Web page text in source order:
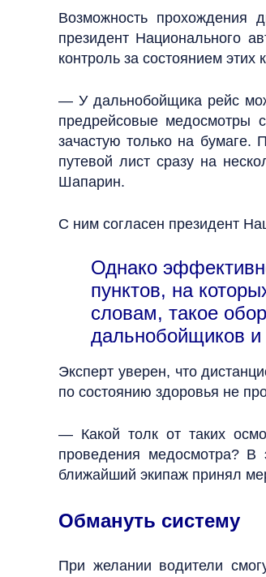
Возможность прохождения
президент Национального
контроль за состоянием этих
— У дальнобойщика рейс
предрейсовые медосмотры
зачастую только на бумаге.
путевой лист сразу на
Шапарин.
С ним согласен президент
Однако
пунктов, на
словам, такое
дальнобойщиков
Эксперт уверен, что
по состоянию здоровья не
— Какой толк от таких
проведения медосмотра?
ближайший экипаж принял
Обмануть систему
При желании водители